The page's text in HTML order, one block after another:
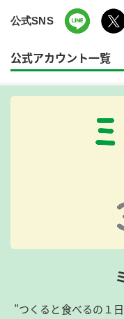
公式SNS
公式アカウント一覧
”つくると食べるの１